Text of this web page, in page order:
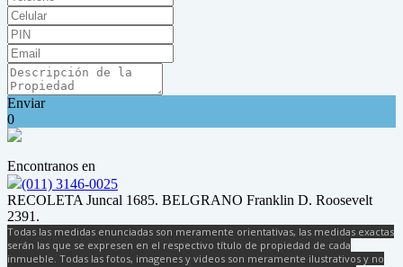
Enviar
0
Encontranos en
(011) 3146-0025
RECOLETA Juncal 1685. BELGRANO Franklin D. Roosevelt
2391.
Todas las medidas enunciadas son meramente orientativas, las medidas exactas
serán las que se expresen en el respectivo título de propiedad de cada
inmueble. Todas las fotos, imagenes y videos son meramente ilustrativos y no